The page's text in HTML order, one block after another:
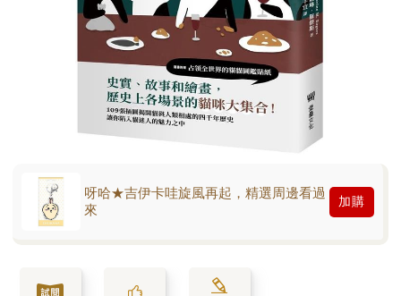
呀哈★吉伊卡哇旋風再起，精選周邊看過
來
加購